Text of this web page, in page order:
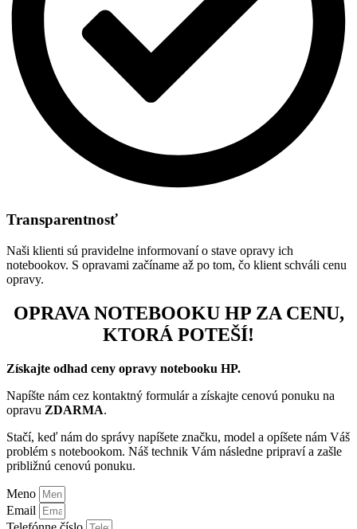
Transparentnosť
Naši klienti sú pravidelne informovaní o stave opravy ich
notebookov. S opravami začíname až po tom, čo klient schváli cenu
opravy.
OPRAVA NOTEBOOKU HP ZA CENU,
KTORÁ POTEŠÍ!
Získajte odhad ceny opravy notebooku HP.
Napíšte nám cez kontaktný formulár a získajte cenovú ponuku na
opravu ZDARMA.
Stačí, keď nám do správy napíšete značku, model a opíšete nám Váš
problém s notebookom. Náš technik Vám následne pripraví a zašle
približnú cenovú ponuku.
Meno
Email